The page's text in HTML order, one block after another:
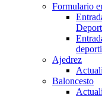
Formulario
Ajedrez
Baloncesto